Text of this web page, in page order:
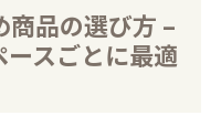
品の選び方 –
スごとに最適